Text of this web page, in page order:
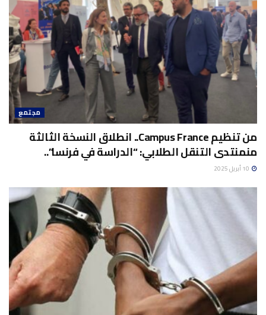
مجتمع
من تنظيم Campus France.. انطلاق النسخة الثالثة
منمنتدى التنقل الطلابي: “الدراسة في فرنسا”..